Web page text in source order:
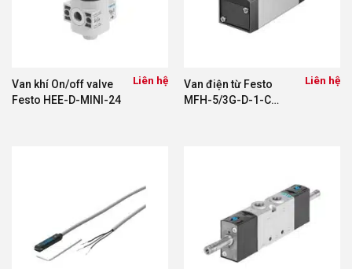
Van khí On/off valve
Festo HEE-D-MINI-24
Liên hệ
Van điện từ Festo
MFH-5/3G-D-1-C
Liên hệ